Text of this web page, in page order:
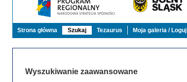
Strona główna Szukaj Tezaurus Moja galeria / Loguj
Wyszukiwanie zaawansowane